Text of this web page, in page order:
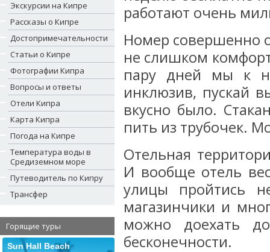
Экскурсии на Кипре
Рассказы о Кипре
Достопримечательности
Статьи о Кипре
Фотографии Кипра
Вопросы и ответы
Отели Кипра
Карта Кипра
Погода на Кипре
Температура воды в
Средиземном море
Путеводитель по Кипру
Трансфер
Горящие туры
Sun Hall Beach
работают очень
Номер совершенно
не слишком
пару дней мы к
инклюзив, пускай
вкусно было.
пить из трубочек.
Отельная
И вообще отель
улицы пройтись
магазинчики и
можно доехать
бесконечности.